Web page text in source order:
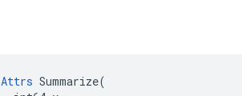
Attrs Summarize(